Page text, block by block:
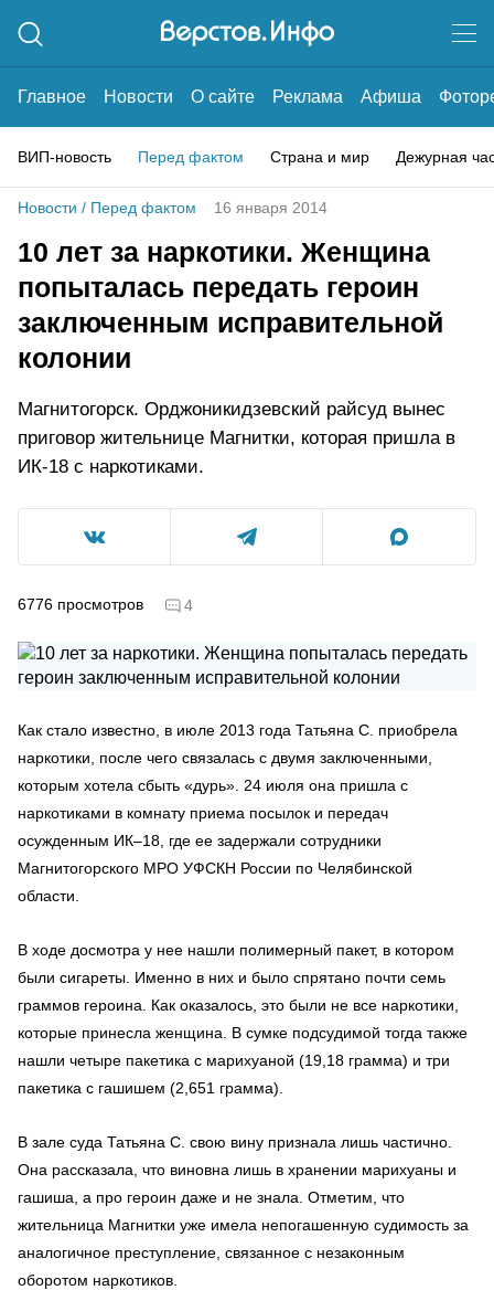
Главное Новости О сайте Реклама Афиша
ВИП-новость Перед фактом Страна и мир Дежурная
Новости / Перед фактом 16 января 2014
10 лет за наркотики. Женщина
попыталась передать героин
заключенным исправительной
колонии
Магнитогорск. Орджоникидзевский райсуд вынес
приговор жительнице Магнитки, которая пришла в
ИК-18 с наркотиками.
6776 просмотров 4
Как стало известно, в июле 2013 года Татьяна С. приобрела
наркотики, после чего связалась с двумя заключенными,
которым хотела сбыть «дурь». 24 июля она пришла с
наркотиками в комнату приема посылок и передач
осужденным ИК–18, где ее задержали сотрудники
Магнитогорского МРО УФСКН России по Челябинской
области.
В ходе досмотра у нее нашли полимерный пакет, в котором
были сигареты. Именно в них и было спрятано почти семь
граммов героина. Как оказалось, это были не все наркотики,
которые принесла женщина. В сумке подсудимой тогда также
нашли четыре пакетика с марихуаной (19,18 грамма) и три
пакетика с гашишем (2,651 грамма).
В зале суда Татьяна С. свою вину признала лишь частично.
Она рассказала, что виновна лишь в хранении марихуаны и
гашиша, а про героин даже и не знала. Отметим, что
жительница Магнитки уже имела непогашенную судимость за
аналогичное преступление, связанное с незаконным
оборотом наркотиков.